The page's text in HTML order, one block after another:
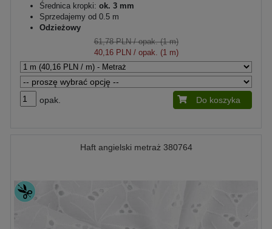
Średnica kropki: ok. 3 mm
Sprzedajemy od 0.5 m
Odzieżowy
61,78 PLN/ opak. (1 m)
40,16 PLN/ opak. (1 m)
opak. Do koszyka
Haft angielski metraż 380764